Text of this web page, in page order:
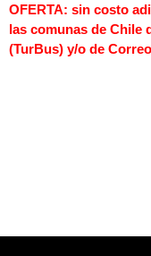
OFERTA: sin costo
las comunas de Chile
(TurBus) y/o de